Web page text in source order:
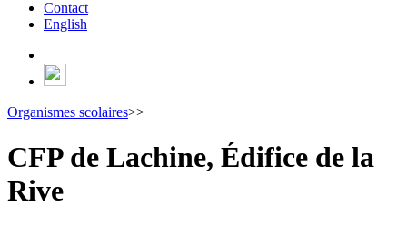
Contact
English
Organismes scolaires>>
CFP de Lachine, Édifice de la
Rive